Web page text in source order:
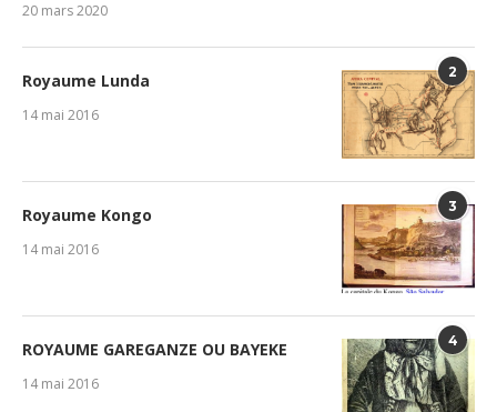
20 mars 2020
2
Royaume Lunda
14 mai 2016
3
Royaume Kongo
14 mai 2016
4
ROYAUME GAREGANZE OU BAYEKE
14 mai 2016